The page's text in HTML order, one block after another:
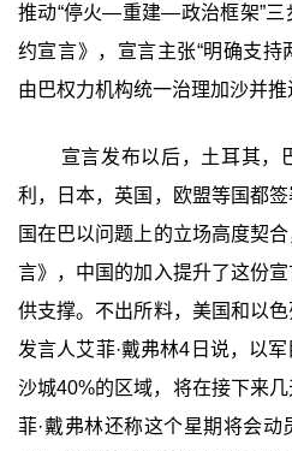
推动“停火—重建—政治框架”三
约宣言》，宣言主张“明确支持
由巴权力机构统一治理加沙并推
宣言发布以后，土耳其，
利，日本，英国，欧盟等国都
国在巴以问题上的立场高度契
言》，中国的加入提升了这份
供支撑。不出所料，美国和以
发言人艾菲·戴弗林4日说，以
沙城40%的区域，将在接下来
菲·戴弗林还称这个星期将会